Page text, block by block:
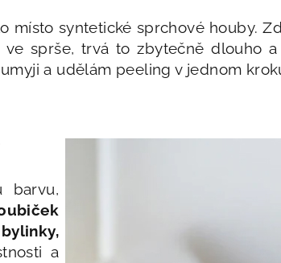
místo syntetické sprchové houby.
sprše, trvá to zbytečně dlouho
a udělám peeling v jednom
barvu,
a